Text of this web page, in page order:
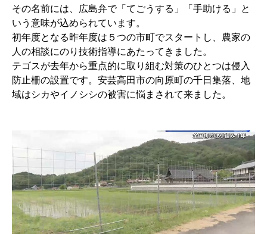
その名前には、広島弁で「てごうする」「手助ける」と
いう意味が込められています。
初年度となる昨年度は５つの市町でスタートし、農家の
人の相談にのり技術指導にあたってきました。
テゴスが去年から重点的に取り組む対策のひとつは侵入
防止柵の設置です。安芸高田市の向原町の千日集落、地
域はシカやイノシシの被害に悩まされて来ました。